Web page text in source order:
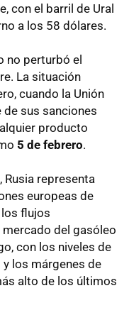
con el barril de Ural
a los 58 dólares.
no perturbó el
La situación
cuando la Unión
de sus sanciones
producto
5 de febrero.
representa
europeas de
flujos
del gasóleo
con los niveles de
los márgenes de
alto de los últimos